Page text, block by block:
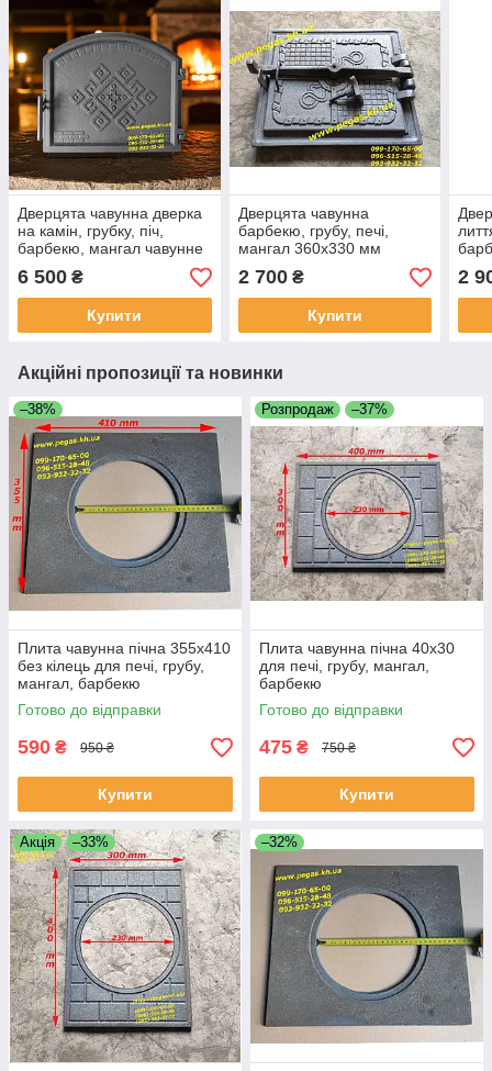
Дверцята чавунна дверка
на камін, грубку, піч,
барбекю, мангал чавунне
литво
6 500 ₴
Купити
Дверцята чавунна
барбекю, грубу, печі,
мангал 360х330 мм
2 700₴
Купити
2
Акційні пропозиції та новинки
–38%
Плита чавунна пічна 355х410
без кілець для печі, грубу,
мангал, барбекю
Готово до відправки
590 ₴ 950 ₴
Купити
Розпродаж –37%
Плита чавунна пічна 40х30
для печі, грубу, мангал,
барбекю
Готово до відправки
475 ₴ 750 ₴
Купити
Акція –33% –32%